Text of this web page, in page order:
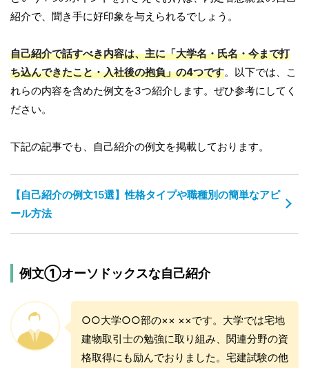
紹介で、聞き手に好印象を与えられるでしょう。
自己紹介で話すべき内容は、主に「大学名・氏名・今まで打
ち込んできたこと・入社後の抱負」の4つです。以下では、こ
れらの内容を含めた例文を3つ紹介します。ぜひ参考にしてく
ださい。
下記の記事でも、自己紹介の例文を掲載しております。
【自己紹介の例文15選】性格タイプや職種別の簡単なアピ
ール方法
例文①オーソドックスな自己紹介
○○大学○○部の×× ××です。大学では宅地
建物取引士の勉強に取り組み、関連分野の資
格取得にも励んでおりました。宅建試験の他